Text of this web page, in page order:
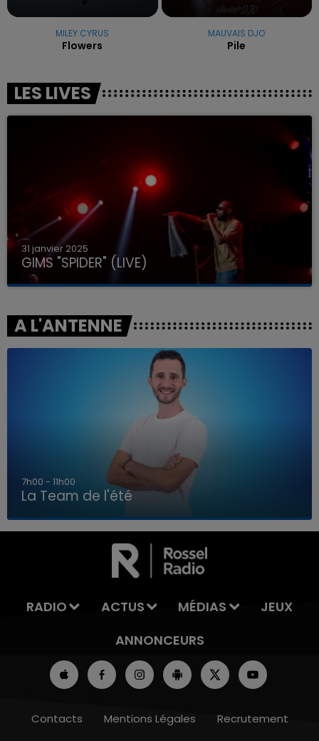
LA TEAM DE L'ÉTÉ
MILEY CYRUS
Flowers
MAUVAIS DJO
Pile
LES LIVES
31 janvier 2025
GIMS "SPIDER" (LIVE)
A L'ANTENNE
7h00 - 11h00
La Team de l'été
RADIO ACTUS MÉDIAS
JEUX
ANNONCEURS
Contacts Mentions Légales Recrutement